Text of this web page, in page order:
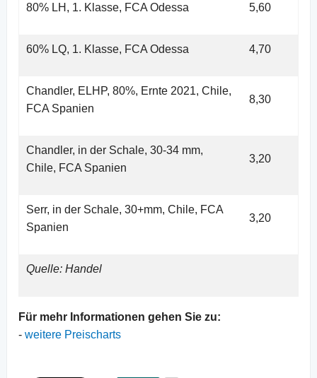
80% LH, 1. Klasse, FCA Odessa 5,60
60% LQ, 1. Klasse, FCA Odessa 4,70
Chandler, ELHP, 80%, Ernte 2021, Chile,
FCA Spanien
8,30
Chandler, in der Schale, 30-34 mm,
Chile, FCA Spanien
3,20
Serr, in der Schale, 30+mm, Chile, FCA
Spanien
3,20
Quelle: Handel
Für mehr Informationen gehen Sie zu:
- weitere Preischarts